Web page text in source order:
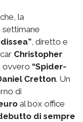
la
settimane
, diretto e
Christopher
ovvero “Spider-
Cretton. Un
di
al box office
di sempre